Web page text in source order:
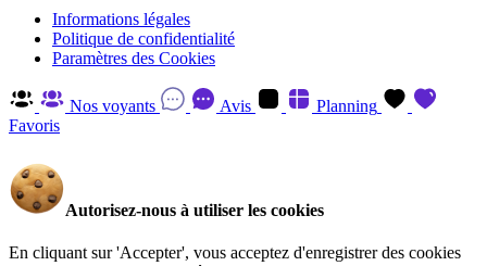
Informations légales
Politique de confidentialité
Paramètres des Cookies
Nos voyants Avis
Planning
Favoris
Autorisez-nous à utiliser les cookies
En cliquant sur 'Accepter', vous acceptez d'enregistrer des cookies